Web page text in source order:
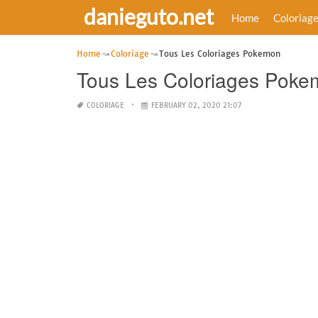
danieguto.net Home Coloriage
Home Coloriage Tous Les Coloriages Pokemon
Tous Les Coloriages
COLORIAGE FEBRUARY 02, 2020 21:07